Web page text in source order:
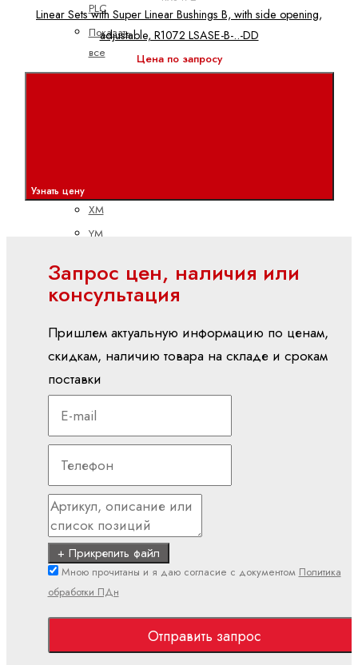
PLC
Показать
все
XM
YM
S20
(IP20)
S67E
(IP67)
Поточный
Двигатели и
редукторы
ctrlX
DRIVE
Асинхронные
серводвигатели
Планетарные
Linear Sets with Super Linear Bushings B, with side opening,
adjustable, R1072 LSASE-B-..-DD
Цена по запросу
Узнать цену
Запрос цен, наличия или
консультация
Пришлем актуальную информацию по ценам,
скидкам, наличию товара на складе и срокам
поставки
+ Прикрепить файл
Мною прочитаны и я даю согласие с документом Политика
обработки ПДн
Отправить запрос